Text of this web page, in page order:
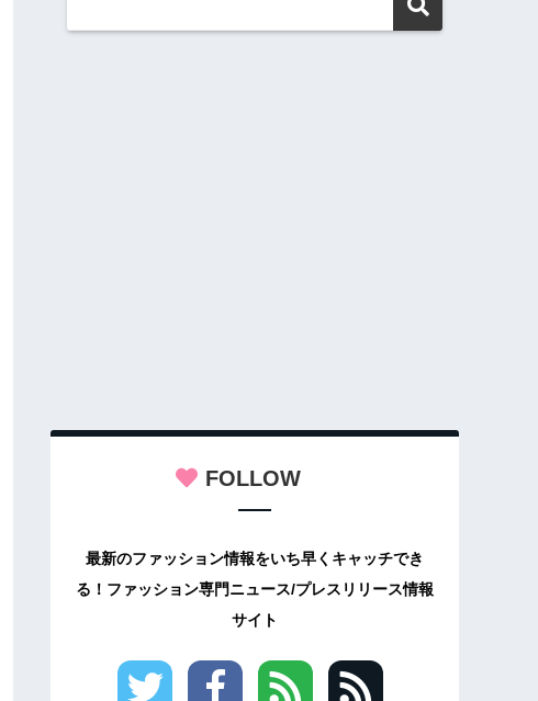
FOLLOW
最新のファッション情報をいち早くキャッチでき
る！ファッション専門ニュース/プレスリリース情報
サイト